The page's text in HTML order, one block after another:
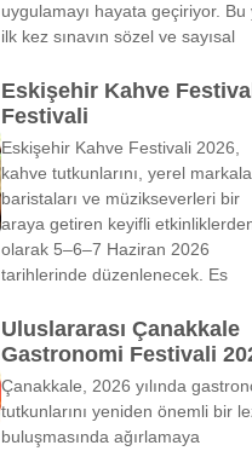
uygulamayı hayata geçiriyor. Bu
ilk kez sınavın sözel ve sayısal
Eskişehir Kahve
Festivali
Eskişehir Kahve Festivali 2026,
kahve tutkunlarını, yerel
baristaları ve müzikseverleri bir
araya getiren keyifli
olarak 5–6–7 Haziran 2026
tarihlerinde düzenlenecek. Es
Uluslararası Çanakkale
Gastronomi Festivali
Çanakkale, 2026 yılında
tutkunlarını yeniden önemli bir
buluşmasında ağırlamaya